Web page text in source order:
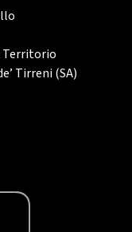
Territorio
Tirreni (SA)